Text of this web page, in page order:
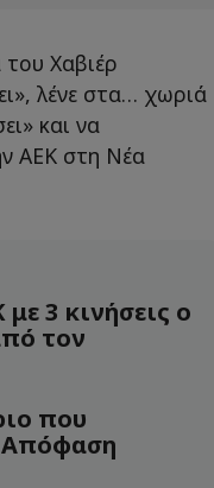
Χαβιέρ
λένε στα… χωριά
και να
ΑΕΚ στη Νέα
3 κινήσεις ο
τον
που
Απόφαση